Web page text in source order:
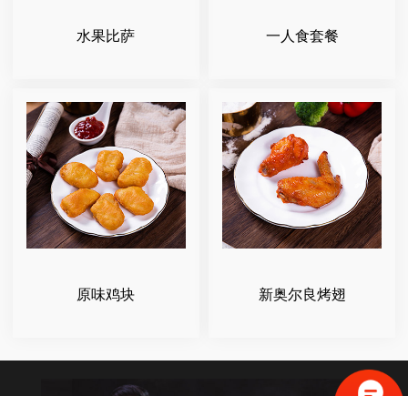
水果比萨 一人食套餐
原味鸡块 新奥尔良烤翅